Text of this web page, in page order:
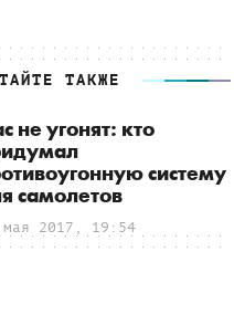
ТАКЖЕ
не угонят: кто
систему
самолетов
мая 2017, 19:54